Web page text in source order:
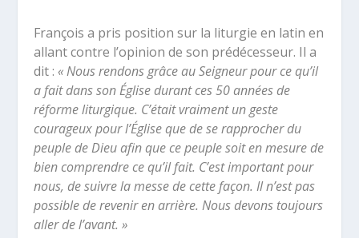
François a pris position sur la liturgie en latin en
allant contre l’opinion de son prédécesseur. Il a
dit :« Nous rendons grâce au Seigneur pour ce qu’il
a fait dans son Église durant ces 50 années de
réforme liturgique. C’était vraiment un geste
courageux pour l’Église que de se rapprocher du
peuple de Dieu afin que ce peuple soit en mesure de
bien comprendre ce qu’il fait. C’est important pour
nous, de suivre la messe de cette façon. Il n’est pas
possible de revenir en arrière. Nous devons toujours
aller de l’avant. »